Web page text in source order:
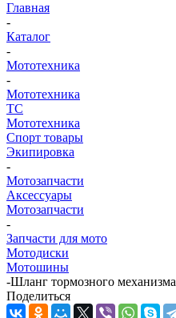
Главная
-
Каталог
-
Мототехника
-
Мототехника
ТС
Мототехника
Спорт товары
Экипировка
-
Мотозапчасти
Аксессуары
Мотозапчасти
-
Запчасти для мото
Мотодиски
Мотошины
-Шланг тормозного механизма
Поделиться